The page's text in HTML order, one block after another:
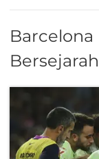
Barcelona
Bersejarah